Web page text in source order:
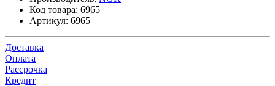
Код товара: 6965
Артикул: 6965
Доставка
Оплата
Рассрочка
Кредит